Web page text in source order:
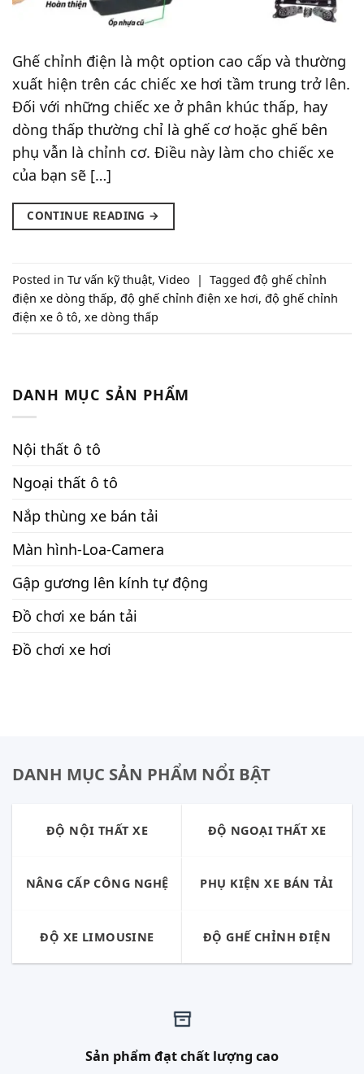
Ghế chỉnh điện là một option cao cấp và thường
xuất hiện trên các chiếc xe hơi tầm trung trở lên.
Đối với những chiếc xe ở phân khúc thấp, hay
dòng thấp thường chỉ là ghế cơ hoặc ghế bên
phụ vẫn là chỉnh cơ. Điều này làm cho chiếc xe
của bạn sẽ […]
CONTINUE READING →
Posted in Tư vấn kỹ thuật, Video | Tagged độ ghế chỉnh
điện xe dòng thấp, độ ghế chỉnh điện xe hơi, độ ghế chỉnh
điện xe ô tô, xe dòng thấp
DANH MỤC SẢN PHẨM
Nội thất ô tô
Ngoại thất ô tô
Nắp thùng xe bán tải
Màn hình-Loa-Camera
Gập gương lên kính tự động
Đồ chơi xe bán tải
Đồ chơi xe hơi
DANH MỤC SẢN PHẨM NỔI BẬT
ĐỘ NỘI THẤT XE ĐỘ NGOẠI THẤT XE
NÂNG CẤP CÔNG NGHỆ PHỤ KIỆN XE BÁN TẢI
ĐỘ XE LIMOUSINE ĐỘ GHẾ CHỈNH ĐIỆN
Sản phẩm đạt chất lượng cao